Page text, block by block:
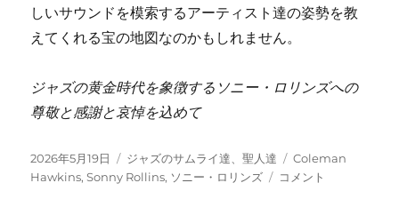
しいサウンドを模索するアーティスト達の姿勢を教
えてくれる宝の地図なのかもしれません。
ジャズの黄金時代を象徴するソニー・ロリンズへの
尊敬と感謝と哀悼を込めて
投
稿
2026年5月19日
カ
テ
ジャズのサムライ達、聖人達
タ
グ
Coleman
Hawkins,Sonny Rollins, ソニー・ロリンズ
前
コメント